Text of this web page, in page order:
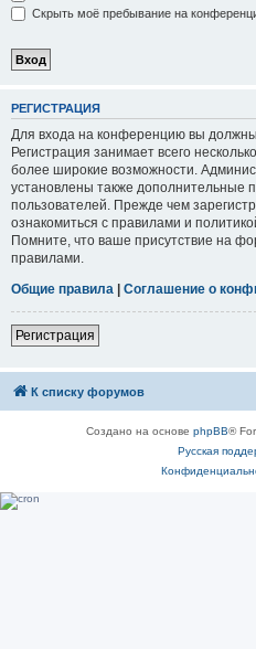
Скрыть моё пребывание на
РЕГИСТРАЦИЯ
Для входа на конференцию вы
Регистрация занимает всего
более широкие возможности.
установлены также дополнительные
пользователей. Прежде чем
ознакомиться с правилами и
Помните, что ваше присутствие на
правилами.
Общие правила | Соглашение о
Регистрация
К списку форумов
Создано на основе phpBB®
Русская